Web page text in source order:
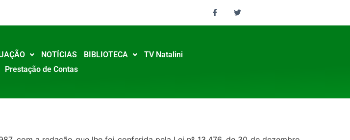
NOTÍCIAS BIBLIOTECA
TV Natalini
Prestação de Contas